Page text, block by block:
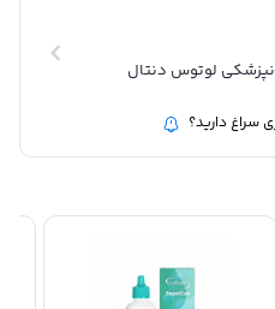
گرم کردن کارتریج
سدیم نیز استفاده
لوتوس دنتال
سراغ دارید؟